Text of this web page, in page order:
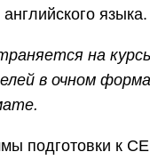
языка.
на
в очном
подготовки к